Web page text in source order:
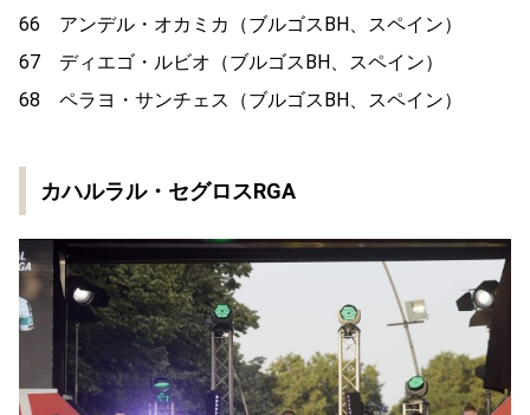
66 アンデル・オカミカ（ブルゴスBH、スペイン）
67 ディエゴ・ルビオ（ブルゴスBH、スペイン）
68 ペラヨ・サンチェス（ブルゴスBH、スペイン）
カハルラル・セグロスRGA